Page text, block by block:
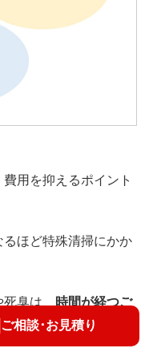
ご相談･お見積り
費用を抑えるポイント
ほど特殊清掃にかか
臭は、
時間が経つご
き、とれにくくなる